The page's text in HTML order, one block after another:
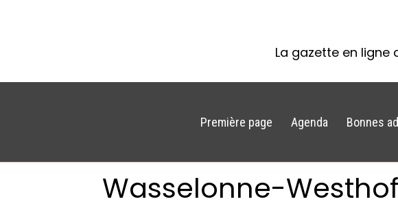
La gazette en ligne
Première page Agenda Bonnes
Wasselonne-